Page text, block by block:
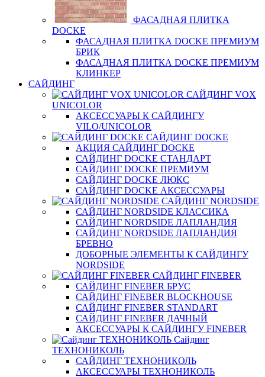
ФАСАДНАЯ ПЛИТКА
DOCKE
ФАСАДНАЯ ПЛИТКА DOCKE ПРЕМИУМ
БРИК
ФАСАДНАЯ ПЛИТКА DOCKE ПРЕМИУМ
КЛИНКЕР
САЙДИНГ
САЙДИНГ VOX
UNICOLOR
АКСЕССУАРЫ К САЙДИНГУ
VILO/UNICOLOR
САЙДИНГ DOCKE
АКЦИЯ САЙДИНГ DOCKE
САЙДИНГ DOCKE СТАНДАРТ
САЙДИНГ DOCKE ПРЕМИУМ
САЙДИНГ DOCKE ЛЮКС
САЙДИНГ DOCKE АКСЕССУАРЫ
САЙДИНГ NORDSIDE
САЙДИНГ NORDSIDE КЛАССИКА
САЙДИНГ NORDSIDE ЛАПЛАНДИЯ
САЙДИНГ NORDSIDE ЛАПЛАНДИЯ
БРЕВНО
ДОБОРНЫЕ ЭЛЕМЕНТЫ К САЙДИНГУ
NORDSIDE
САЙДИНГ FINEBER
САЙДИНГ FINEBER БРУС
САЙДИНГ FINEBER BLOCKHOUSE
САЙДИНГ FINEBER STANDART
САЙДИНГ FINEBER ДАЧНЫЙ
АКСЕССУАРЫ К САЙДИНГУ FINEBER
Сайдинг
ТЕХНОНИКОЛЬ
САЙДИНГ ТЕХНОНИКОЛЬ
АКСЕССУАРЫ ТЕХНОНИКОЛЬ